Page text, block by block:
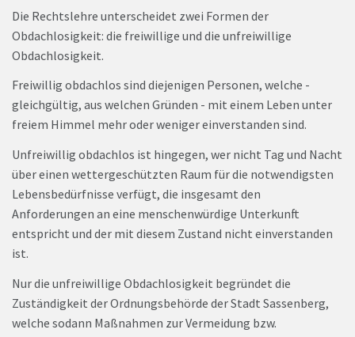
Die Rechtslehre unterscheidet zwei Formen der
Obdachlosigkeit: die freiwillige und die unfreiwillige
Obdachlosigkeit.
Freiwillig obdachlos sind diejenigen Personen, welche -
gleichgültig, aus welchen Gründen - mit einem Leben unter
freiem Himmel mehr oder weniger einverstanden sind.
Unfreiwillig obdachlos ist hingegen, wer nicht Tag und Nacht
über einen wettergeschützten Raum für die notwendigsten
Lebensbedürfnisse verfügt, die insgesamt den
Anforderungen an eine menschenwürdige Unterkunft
entspricht und der mit diesem Zustand nicht einverstanden
ist.
Nur die unfreiwillige Obdachlosigkeit begründet die
Zuständigkeit der Ordnungsbehörde der Stadt Sassenberg,
welche sodann Maßnahmen zur Vermeidung bzw.